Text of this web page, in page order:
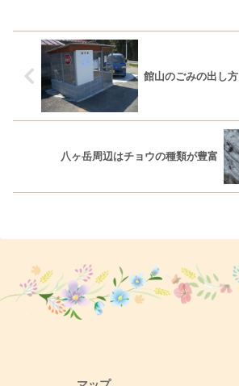
館山のごみの出し方
八ヶ岳周辺はチョウの種類が豊富